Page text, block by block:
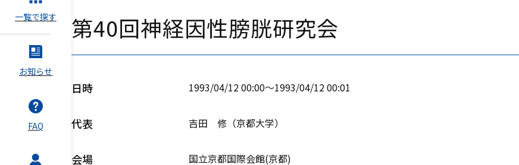
一覧で探す
お知らせ
FAQ
第40回神経因性膀胱研究会
日時 1993/04/12 00:00〜1993/04/12 00:01
代表 吉田 修（京都大学）
会場 国立京都国際会館(京都)